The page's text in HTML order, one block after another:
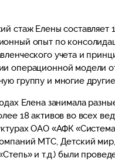
стаж Елены составляет
опыт по
учета и
операционной модели
группу и многие
Елена занимала
18 активов во всех
ОАО «АФК
МТС, Детский
и т.д.) были